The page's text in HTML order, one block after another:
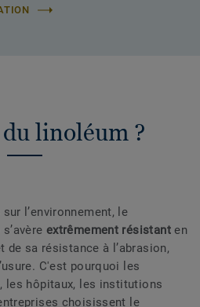
linoléum ?
l’environnement, le
extrêmement résistanten
sa résistance à l’abrasion,
C'est pourquoi les
les hôpitaux, les institutions
choisissent le